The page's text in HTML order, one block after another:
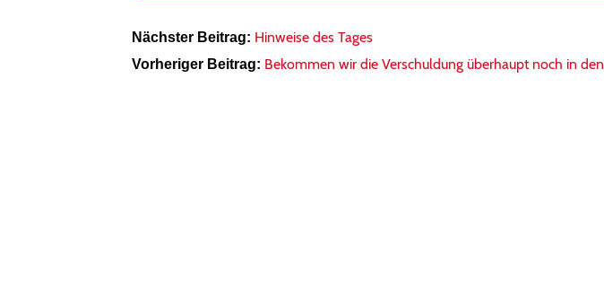
Nächster Beitrag: Hinweise des Tages
Vorheriger Beitrag: Bekommen wir die Verschuldung überhaupt noch in